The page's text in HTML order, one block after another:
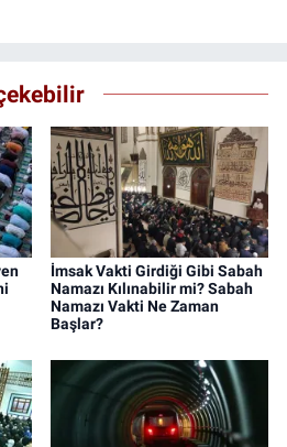
İmsak Vakti Girdiği Gibi Sabah
Namazı Kılınabilir mi? Sabah
Namazı Vakti Ne Zaman
Başlar?